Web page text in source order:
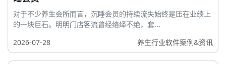
对于不少养生会所而言，沉睡会员的持续流失始终是压在业绩上
的一块巨石。明明门店客流曾经络绎不绝，套...
2026-07-28
养生行业软件案例&资讯